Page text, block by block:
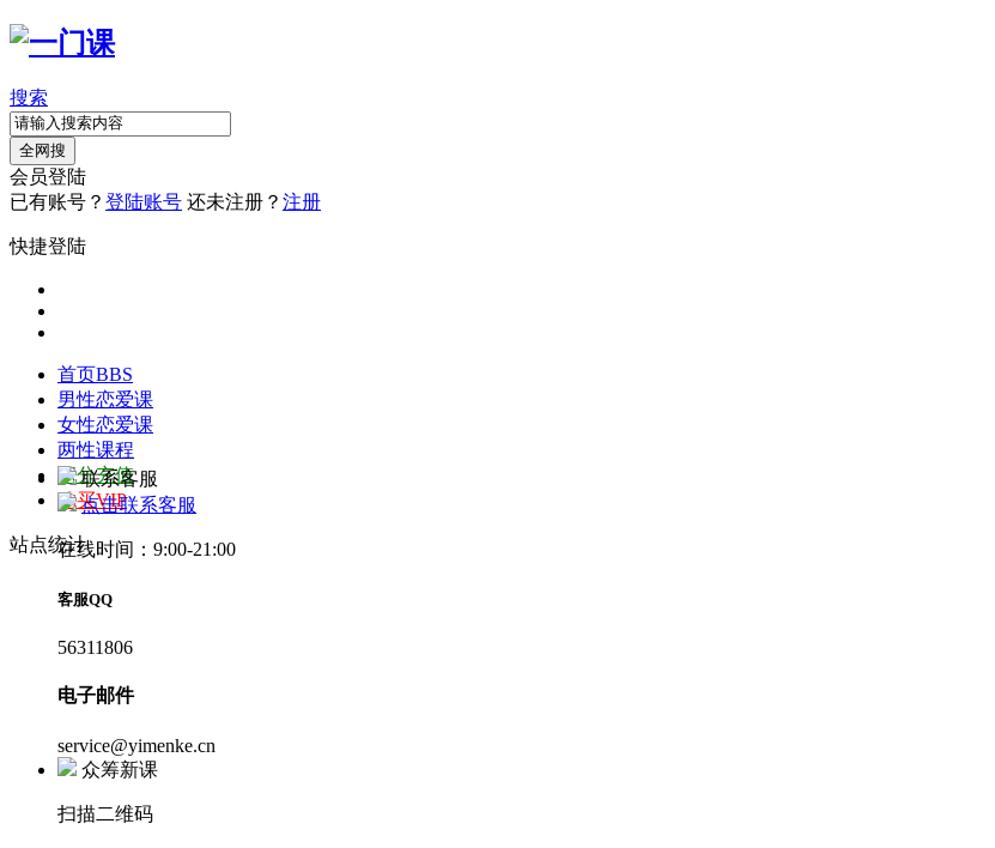
搜索
全网搜
会员登陆
已有账号？ 登陆账号 还未注册？ 注册
快捷登陆
首页BBS
男性恋爱课
女性恋爱课
两性课程
积分充值
购买VIP
站点统计
联系客服
点击联系客服
在线时间：9:00-21:00
客服QQ
56311806
电子邮件
service@yimenke.cn
众筹新课
扫描二维码